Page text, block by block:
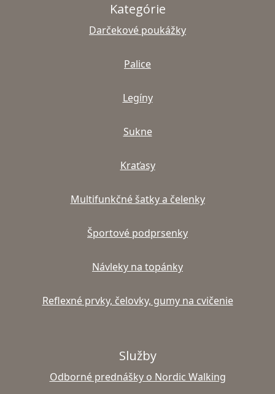
Kategórie
Darčekové poukážky
Palice
Legíny
Sukne
Kraťasy
Multifunkčné šatky a čelenky
Športové podprsenky
Návleky na topánky
Reflexné prvky, čelovky, gumy na cvičenie
Služby
Odborné prednášky o Nordic Walking